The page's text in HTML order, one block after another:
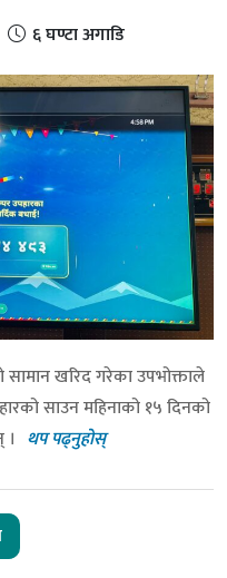
६ घण्टा अगाडि
खरिद गरेका उपभोक्ताले
साउन महिनाको १५ दिनको
थप पढ्नुहोस्